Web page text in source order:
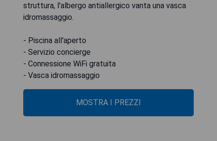
struttura, l'albergo antiallergico vanta una vasca
idromassaggio.
- Piscina all'aperto
- Servizio concierge
- Connessione WiFi gratuita
- Vasca idromassaggio
MOSTRA I PREZZI